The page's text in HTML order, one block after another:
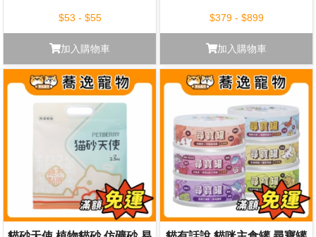
$53 - $55
加入購物車
$379 - $899
加入購物車